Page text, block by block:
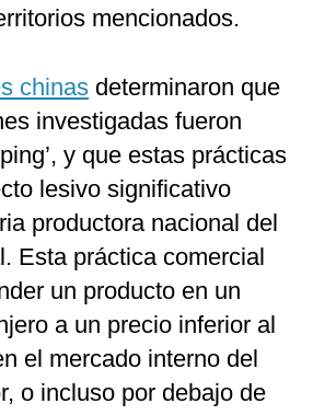
mencionados.
chinas determinaron que
investigadas fueron
y que estas prácticas
lesivo significativo
productora nacional del
Esta práctica comercial
un producto en un
a un precio inferior al
el mercado interno del
o incluso por debajo de